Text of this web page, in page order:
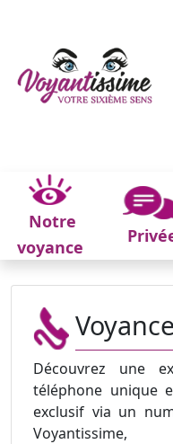
Notre
voyance
Découvrez une
téléphone unique
exclusif via un